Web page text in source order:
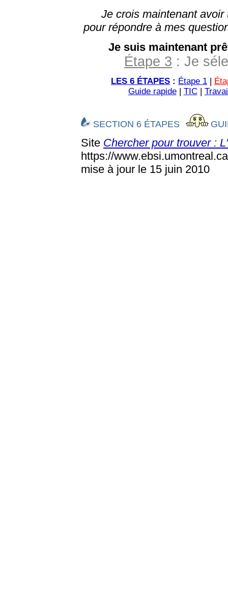
Je crois maintenant
pour répondre à mes
Je suis maintenant
Étape 3 : Je
LES 6 ÉTAPES : Étape 1 |
Guide rapide| TIC|
SECTION 6 ÉTAPES
Site Chercher pour trouver :
https://
mise à jour le 15 juin 2010